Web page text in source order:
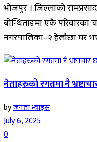
भोजपुर । जिल्लाको
बोन्थिताङमा एकै
नगरपालिका–२ हेलौैछा घर
नेताहरुको रगतमा नै
byजनता भ्वाइस
July 6, 2025
0